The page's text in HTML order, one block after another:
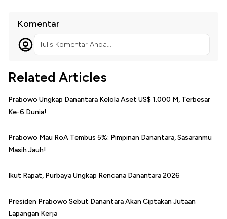
Komentar
Tulis Komentar Anda...
Related Articles
Prabowo Ungkap Danantara Kelola Aset US$ 1.000 M, Terbesar
Ke-6 Dunia!
Prabowo Mau RoA Tembus 5%: Pimpinan Danantara, Sasaranmu
Masih Jauh!
Ikut Rapat, Purbaya Ungkap Rencana Danantara 2026
Presiden Prabowo Sebut Danantara Akan Ciptakan Jutaan
Lapangan Kerja